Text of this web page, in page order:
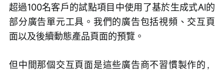
超過100名客戶的試點項目中使用了基於生成式AI的
部分廣告單元工具。我們的廣告包括視頻、交互頁
面以及後續動態產品頁面的預覽。
但中間那個交互頁面是這些廣告商不習慣製作的，